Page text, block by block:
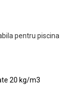
pentru piscina
20 kg/m3